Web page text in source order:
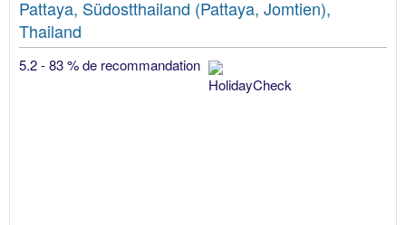
Pattaya, Südostthailand (Pattaya, Jomtien),
Thailand
5.2 - 83 % de recommandation